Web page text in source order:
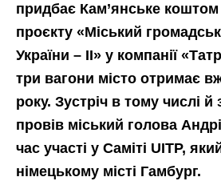
придбає Кам’янське
проєкту «Міський
України – II» у компанії
три вагони місто отримає
року. Зустріч в тому числі
провів міський голова
час участі у Саміті UITP,
німецькому місті Гамбург.